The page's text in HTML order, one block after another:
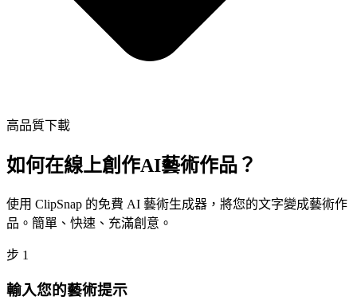
高品質下載
如何在線上創作AI藝術作品？
使用 ClipSnap 的免費 AI 藝術生成器，將您的文字變成藝術作
品。簡單、快速、充滿創意。
步 1
輸入您的藝術提示